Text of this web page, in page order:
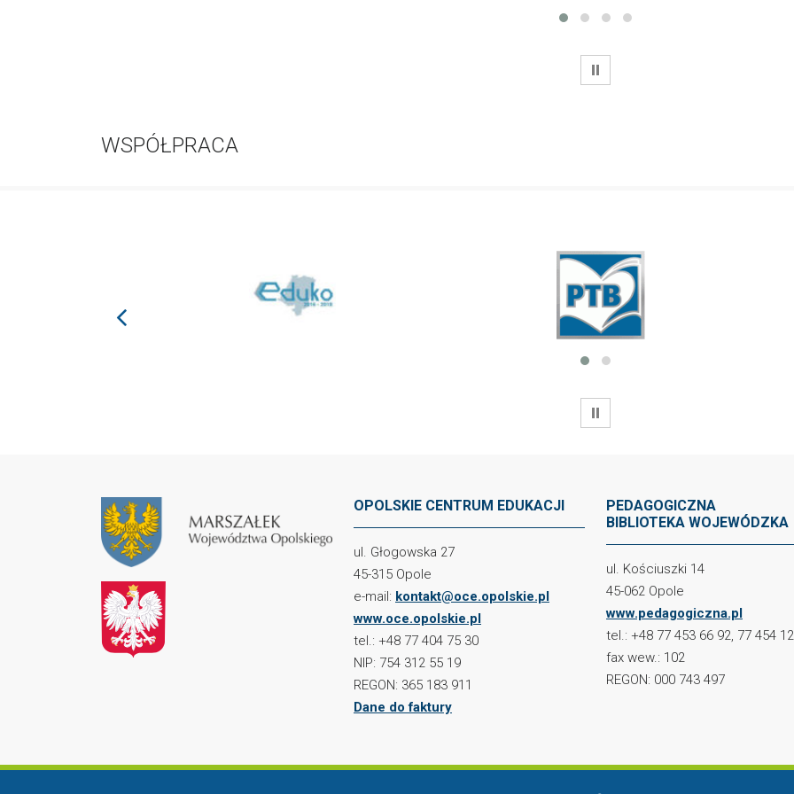
WSTRZYMAJ
WSPÓŁPRACA
prev
WSTRZYMAJ
OPOLSKIE CENTRUM EDUKACJI
ul. Głogowska 27
45-315 Opole
e-mail: kontakt@oce.opolskie.pl
www.oce.opolskie.pl
tel.: +48 77 404 75 30
NIP: 754 312 55 19
REGON: 365 183 911
Dane do faktury
PEDAGOGICZNA
BIBLIOTEKA WOJEWÓDZKA
ul. Kościuszki 14
45-062 Opole
www.pedagogiczna.pl
tel.: +48 77 453 66 92, 77 454
fax wew.: 102
REGON: 000 743 497